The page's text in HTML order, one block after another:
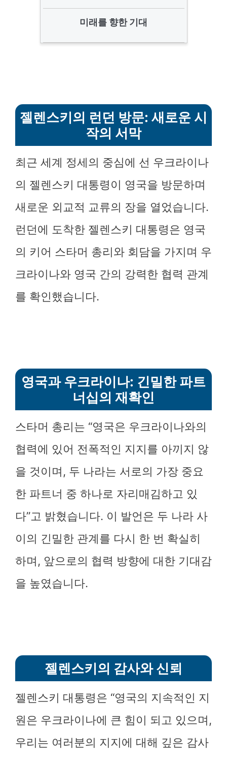
미래를 향한 기대
젤렌스키의 런던 방문: 새로운 시
작의 서막
최근 세계 정세의 중심에 선 우크라이나
의 젤렌스키 대통령이 영국을 방문하며
새로운 외교적 교류의 장을 열었습니다.
런던에 도착한 젤렌스키 대통령은 영국
의 키어 스타머 총리와 회담을 가지며 우
크라이나와 영국 간의 강력한 협력 관계
를 확인했습니다.
영국과 우크라이나: 긴밀한 파트
너십의 재확인
스타머 총리는 “영국은 우크라이나와의
협력에 있어 전폭적인 지지를 아끼지 않
을 것이며, 두 나라는 서로의 가장 중요
한 파트너 중 하나로 자리매김하고 있
다”고 밝혔습니다. 이 발언은 두 나라 사
이의 긴밀한 관계를 다시 한 번 확실히
하며, 앞으로의 협력 방향에 대한 기대감
을 높였습니다.
젤렌스키의 감사와 신뢰
젤렌스키 대통령은 “영국의 지속적인 지
원은 우크라이나에 큰 힘이 되고 있으며,
우리는 여러분의 지지에 대해 깊은 감사